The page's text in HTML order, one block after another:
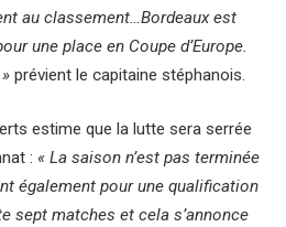
au classement…Bordeaux est
une place en Coupe d’Europe.
prévient le capitaine stéphanois.
estime que la lutte sera serrée
: « La saison n’est pas terminée
également pour une qualification
sept matches et cela s’annonce